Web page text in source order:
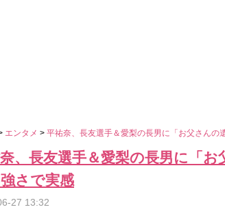
エンタメ > 平祐奈、長友選手＆愛梨の長男に「お父さん
、長友選手＆愛梨の長男に「
さで実感
27 13:32